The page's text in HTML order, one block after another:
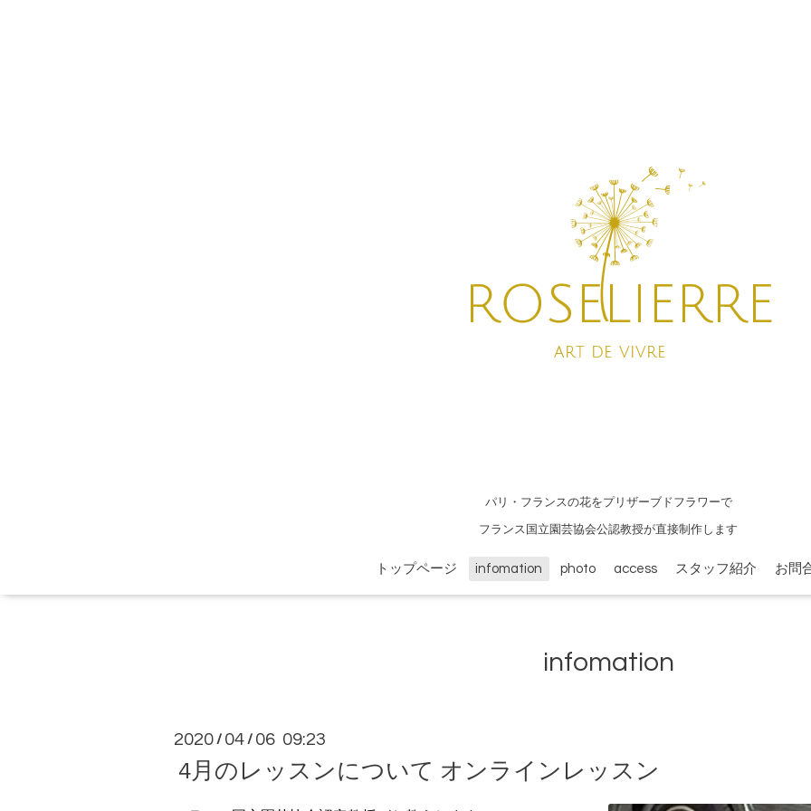
パリ・フランスの花をプリザーブドフラワーで
フランス国立園芸協会公認教授が直接制作します
トップページ infomation photo access スタッフ紹介 お問
infomation
2020 / 04 / 06 09:23
4月のレッスンについて オンラインレッスン